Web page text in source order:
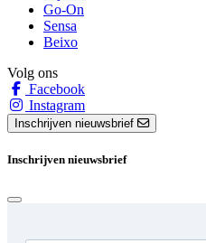
Go-On
Sensa
Beixo
Volg ons
Facebook
Instagram
Inschrijven nieuwsbrief
Inschrijven nieuwsbrief